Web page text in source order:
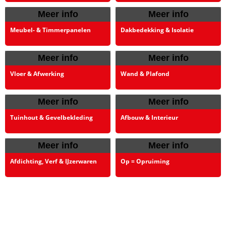
Meer info
Meubel- & Timmerpanelen
Meer info
Dakbedekking & Isolatie
Meer info
Vloer & Afwerking
Meer info
Wand & Plafond
Meer info
Tuinhout & Gevelbekleding
Meer info
Afbouw & Interieur
Meer info
Afdichting, Verf & IJzerwaren
Meer info
Op = Opruiming